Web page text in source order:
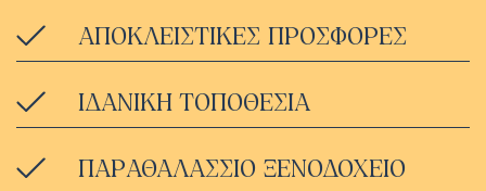
ΑΠΟΚΛΕΙΣΤΙΚΕΣ ΠΡΟΣΦΟΡΕΣ
ΙΔΑΝΙΚΗ ΤΟΠΟΘΕΣΙΑ
ΠΑΡΑΘΑΛΑΣΣΙΟ ΞΕΝΟΔΟΧΕΙΟ